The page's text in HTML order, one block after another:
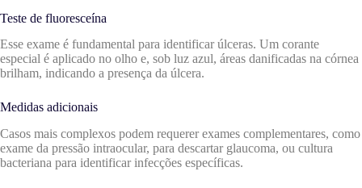
Teste de fluoresceína
Esse exame é fundamental para identificar úlceras. Um corante
especial é aplicado no olho e, sob luz azul, áreas danificadas na córnea
brilham, indicando a presença da úlcera.
Medidas adicionais
Casos mais complexos podem requerer exames complementares, como
exame da pressão intraocular, para descartar glaucoma, ou cultura
bacteriana para identificar infecções específicas.